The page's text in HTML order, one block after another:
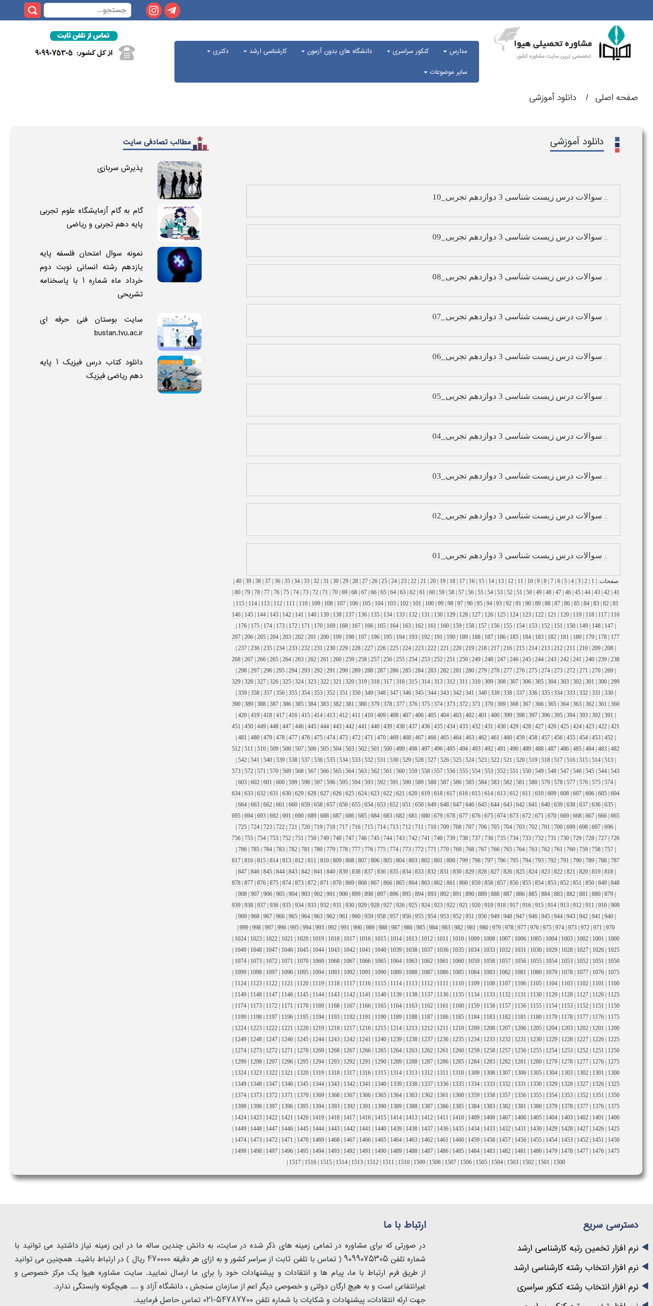
مدارس کنکور سراسری دانشگاه های بدون آزمون کارشناسی ارشد
دکتری
سایر موضوعات
صفحه اصلی دانلود آموزشی
دانلود آموزشی
.:. سوالات درس زیست شناسی 3 دوازدهم تجربی_10
.:. سوالات درس زیست شناسی 3 دوازدهم تجربی_09
.:. سوالات درس زیست شناسی 3 دوازدهم تجربی_08
.:. سوالات درس زیست شناسی 3 دوازدهم تجربی_07
.:. سوالات درس زیست شناسی 3 دوازدهم تجربی_06
.:. سوالات درس زیست شناسی 3 دوازدهم تجربی_05
.:. سوالات درس زیست شناسی 3 دوازدهم تجربی_04
.:. سوالات درس زیست شناسی 3 دوازدهم تجربی_03
.:. سوالات درس زیست شناسی 3 دوازدهم تجربی_02
.:. سوالات درس زیست شناسی 3 دوازدهم تجربی_01
صفحات: | 1
|
2
|
3
|
4
|
5
|
6
|
7
|
8
|
9
|
10
11
|
12
|
13
|
14
|
15
|
16
|
17
|
18
|
19
|
20
21
|
22
|
23
|
24
|
25
|
26
|
27
|
28
|
29
|
30
31
|
32
|
33
|
34
|
35
|
36
|
37
|
38
|
39
|
40
41
|
42
|
43
|
44
|
45
|
46
|
47
|
48
|
49
|
50
51
|
52
|
53
|
54
|
55
|
56
|
57
|
58
|
59
|
60
61
|
62
|
63
|
64
|
65
|
66
|
67
|
68
|
69
|
70
71
|
72
|
73
|
74
|
75
|
76
|
77
|
78
|
79
|
80
81
|
82
|
83
|
84
|
85
|
86
|
87
|
88
|
89
|
90
91
|
92
|
93
|
94
|
95
|
96
|
97
|
98
|
99
|
100
101
|
102
|
103
|
104
|
105
|
106
|
107
|
108
|
109
|
110
111
|
112
|
113
|
114
|
115
116
117
118
119
120
121
122
123
124
125
126
127
128
129
130
131
132
133
134
135
136
137
138
139
140
141
142
143
144
145
146
147
148
149
150
151
152
153
154
155
156
157
158
159
160
161
162
163
164
165
166
167
168
169
170
171
172
173
174
175
176
177
178
179
180
181
182
183
184
185
186
187
188
189
190
191
192
193
194
195
196
197
198
199
200
|
201
|
202
|
203
|
204
|
205
|
206
|
207
208
|
209
|
210
|
211
|
212
|
213
|
214
|
215
|
216
|
217
|
218
|
219
|
220
|
221
|
222
|
223
|
224
|
225
|
226
|
227
|
228
|
229
|
230
|
231
|
232
|
233
|
234
|
235
|
236
|
237
|
238
|
239
|
240
|
241
|
242
|
243
|
244
|
245
|
246
|
247
|
248
|
249
|
250
|
251
|
252
|
253
|
254
|
255
|
256
|
257
|
258
|
259
|
260
|
261
|
262
|
263
|
264
|
265
|
266
|
267
|
268
269
|
270
|
271
|
272
|
273
|
274
|
275
|
276
|
277
|
278
|
279
|
280
|
281
|
282
|
283
|
284
|
285
|
286
|
287
|
288
|
289
|
290
|
291
|
292
|
293
|
294
|
295
|
296
|
297
|
298
|
299
|
300
|
301
|
302
|
303
|
304
|
305
|
306
|
307
|
308
|
309
|
310
|
311
|
312
|
313
|
314
|
315
|
316
|
317
|
318
|
319
|
320
|
321
|
322
|
323
|
324
|
325
|
326
|
327
|
328
|
329
330
|
331
|
332
|
333
|
334
|
335
|
336
|
337
|
338
|
339
|
340
|
341
|
342
|
343
|
344
|
345
|
346
|
347
|
348
|
349
|
350
|
351
|
352
|
353
|
354
|
355
|
356
|
357
|
358
|
359
|
360
|
361
|
362
|
363
|
364
|
365
|
366
|
367
|
368
|
369
|
370
|
371
|
372
|
373
|
374
|
375
|
376
|
377
|
378
|
379
|
380
|
381
|
382
|
383
|
384
|
385
|
386
|
387
|
388
|
389
|
390
391
|
392
|
393
|
394
|
395
|
396
|
397
|
398
|
399
|
400
|
401
|
402
|
403
|
404
|
405
|
406
|
407
|
408
|
409
|
410
|
411
|
412
|
413
|
414
|
415
|
416
|
417
|
418
|
419
|
420
|
421
|
422
|
423
|
424
|
425
|
426
|
427
|
428
|
429
|
430
|
431
|
432
|
433
|
434
|
435
|
436
|
437
|
438
|
439
|
440
|
441
|
442
|
443
|
444
|
445
|
446
|
447
|
448
|
449
|
450
|
451
452
|
453
|
454
|
455
|
456
|
457
|
458
|
459
|
460
|
461
|
462
|
463
|
464
|
465
|
466
|
467
|
468
|
469
|
470
|
471
|
472
|
473
|
474
|
475
|
476
|
477
|
478
|
479
|
480
|
481
|
482
|
483
|
484
|
485
|
486
|
487
|
488
|
489
|
490
|
491
|
492
|
493
|
494
|
495
|
496
|
497
|
498
|
499
|
500
|
501
|
502
|
503
|
504
|
505
|
506
|
507
|
508
|
509
|
510
|
511
|
512
513
|
514
|
515
|
516
|
517
|
518
|
519
|
520
|
521
|
522
|
523
|
524
|
525
|
526
|
527
|
528
|
529
|
530
|
531
|
532
|
533
|
534
|
535
|
536
|
537
|
538
|
539
|
540
|
541
|
542
|
543
|
544
|
545
|
546
|
547
|
548
|
549
|
550
|
551
|
552
|
553
|
554
|
555
|
556
|
557
|
558
|
559
|
560
|
561
|
562
|
563
|
564
|
565
|
566
|
567
|
568
|
569
|
570
|
571
|
572
|
573
574
|
575
|
576
|
577
|
578
|
579
|
580
|
581
|
582
|
583
|
584
|
585
|
586
|
587
|
588
|
589
|
590
|
591
|
592
|
593
|
594
|
595
|
596
|
597
|
598
|
599
|
600
|
601
|
602
|
603
|
604
|
605
|
606
|
607
|
608
|
609
|
610
|
611
|
612
|
613
|
614
|
615
|
616
|
617
|
618
|
619
|
620
|
621
|
622
|
623
|
624
|
625
|
626
|
627
|
628
|
629
|
630
|
631
|
632
|
633
|
634
635
|
636
|
637
|
638
|
639
|
640
|
641
|
642
|
643
|
644
|
645
|
646
|
647
|
648
|
649
|
650
|
651
|
652
|
653
|
654
|
655
|
656
|
657
|
658
|
659
|
660
|
661
|
662
|
663
|
664
|
665
|
666
|
667
|
668
|
669
|
670
|
671
|
672
|
673
|
674
|
675
|
676
|
677
|
678
|
679
|
680
|
681
|
682
|
683
|
684
|
685
|
686
|
687
|
688
|
689
|
690
|
691
|
692
|
693
|
694
|
695
696
|
697
|
698
|
699
|
700
|
701
|
702
|
703
|
704
|
705
|
706
|
707
|
708
|
709
|
710
|
711
|
712
|
713
|
714
|
715
|
716
|
717
|
718
|
719
|
720
|
721
|
722
|
723
|
724
|
725
|
726
|
727
|
728
|
729
|
730
|
731
|
732
|
733
|
734
|
735
|
736
|
737
|
738
|
739
|
740
|
741
|
742
|
743
|
744
|
745
|
746
|
747
|
748
|
749
|
750
|
751
|
752
|
753
|
754
|
755
|
756
757
|
758
|
759
|
760
|
761
|
762
|
763
|
764
|
765
|
766
|
767
|
768
|
769
|
770
|
771
|
772
|
773
|
774
|
775
|
776
|
777
|
778
|
779
|
780
|
781
|
782
|
783
|
784
|
785
|
786
|
787
|
788
|
789
|
790
|
791
|
792
|
793
|
794
|
795
|
796
|
797
|
798
|
799
|
800
|
801
|
802
|
803
|
804
|
805
|
806
|
807
|
808
|
809
|
810
|
811
|
812
|
813
|
814
|
815
|
816
|
817
818
|
819
|
820
|
821
|
822
|
823
|
824
|
825
|
826
|
827
|
828
|
829
|
830
|
831
|
832
|
833
|
834
|
835
|
836
|
837
|
838
|
839
|
840
|
841
|
842
|
843
|
844
|
845
|
846
|
847
|
848
|
849
|
850
|
851
|
852
|
853
|
854
|
855
|
856
|
857
|
858
|
859
|
860
|
861
|
862
|
863
|
864
|
865
|
866
|
867
|
868
|
869
|
870
|
871
|
872
|
873
|
874
|
875
|
876
|
877
|
878
879
|
880
|
881
|
882
|
883
|
884
|
885
|
886
|
887
|
888
|
889
|
890
|
891
|
892
|
893
|
894
|
895
|
896
|
897
|
898
|
899
|
900
|
901
|
902
|
903
|
904
|
905
|
906
|
907
|
908
|
909
|
910
|
911
|
912
|
913
|
914
|
915
|
916
|
917
|
918
|
919
|
920
|
921
|
922
|
923
|
924
|
925
|
926
|
927
|
928
|
929
|
930
|
931
|
932
|
933
|
934
|
935
|
936
|
937
|
938
|
939
940
|
941
|
942
|
943
|
944
|
945
|
946
|
947
|
948
|
949
|
950
|
951
|
952
|
953
|
954
|
955
|
956
|
957
|
958
|
959
|
960
|
961
|
962
|
963
|
964
|
965
|
966
|
967
|
968
|
969
|
970
971
|
972
|
973
|
974
|
975
|
976
|
977
|
978
|
979
|
980
981
|
982
|
983
|
984
|
985
|
986
|
987
|
988
|
989
|
990
991
|
992
|
993
|
994
|
995
|
996
|
997
|
998
|
999
1000
1001
|
1002
|
1003
|
1004
|
1005
|
1006
|
1007
|
1008
|
1009
|
1010
1011
|
1012
|
1013
|
1014
|
1015
|
1016
|
1017
|
1018
|
1019
|
1020
1021
|
1022
|
1023
|
1024
1025
|
1026
|
1027
|
1028
|
1029
|
1030
1031
|
1032
|
1033
|
1034
|
1035
|
1036
|
1037
|
1038
|
1039
|
1040
1041
|
1042
|
1043
|
1044
|
1045
|
1046
|
1047
|
1048
|
1049
1050
1051
|
1052
|
1053
|
1054
|
1055
|
1056
|
1057
|
1058
|
1059
|
1060
1061
|
1062
|
1063
|
1064
|
1065
|
1066
|
1067
|
1068
|
1069
|
1070
1071
|
1072
|
1073
|
1074
1075
|
1076
|
1077
|
1078
|
1079
|
1080
1081
|
1082
|
1083
|
1084
|
1085
|
1086
|
1087
|
1088
|
1089
|
1090
1091
|
1092
|
1093
|
1094
|
1095
|
1096
|
1097
|
1098
|
1099
1100
1101
|
1102
|
1103
|
1104
|
1105
|
1106
|
1107
|
1108
|
1109
|
1110
1111
|
1112
|
1113
|
1114
|
1115
|
1116
|
1117
|
1118
|
1119
|
1120
1121
|
1122
|
1123
|
1124
1125
|
1126
|
1127
|
1128
|
1129
|
1130
1131
|
1132
|
1133
|
1134
|
1135
|
1136
|
1137
|
1138
|
1139
|
1140
1141
|
1142
|
1143
|
1144
|
1145
|
1146
|
1147
|
1148
|
1149
1150
1151
|
1152
|
1153
|
1154
|
1155
|
1156
|
1157
|
1158
|
1159
|
1160
1161
|
1162
|
1163
|
1164
|
1165
|
1166
|
1167
|
1168
|
1169
|
1170
1171
|
1172
|
1173
|
1174
1175
|
1176
|
1177
|
1178
|
1179
|
1180
1181
|
1182
|
1183
|
1184
|
1185
|
1186
|
1187
|
1188
|
1189
|
1190
1191
|
1192
|
1193
|
1194
|
1195
|
1196
|
1197
|
1198
|
1199
1200
1201
|
1202
|
1203
|
1204
|
1205
|
1206
|
1207
|
1208
|
1209
|
1210
1211
|
1212
|
1213
|
1214
|
1215
|
1216
|
1217
|
1218
|
1219
|
1220
1221
|
1222
|
1223
|
1224
1225
|
1226
|
1227
|
1228
|
1229
|
1230
1231
|
1232
|
1233
|
1234
|
1235
|
1236
|
1237
|
1238
|
1239
|
1240
1241
|
1242
|
1243
|
1244
|
1245
|
1246
|
1247
|
1248
|
1249
1250
1251
|
1252
|
1253
|
1254
|
1255
|
1256
|
1257
|
1258
|
1259
|
1260
1261
|
1262
|
1263
|
1264
|
1265
|
1266
|
1267
|
1268
|
1269
|
1270
1271
|
1272
|
1273
|
1274
1275
|
1276
|
1277
|
1278
|
1279
|
1280
1281
|
1282
|
1283
|
1284
|
1285
|
1286
|
1287
|
1288
|
1289
|
1290
1291
|
1292
|
1293
|
1294
|
1295
|
1296
|
1297
|
1298
|
1299
1300
1301
|
1302
|
1303
|
1304
|
1305
|
1306
|
1307
|
1308
|
1309
|
1310
1311
|
1312
|
1313
|
1314
|
1315
|
1316
|
1317
|
1318
|
1319
|
1320
1321
|
1322
|
1323
|
1324
1325
|
1326
|
1327
|
1328
|
1329
|
1330
1331
|
1332
|
1333
|
1334
|
1335
|
1336
|
1337
|
1338
|
1339
|
1340
1341
|
1342
|
1343
|
1344
|
1345
|
1346
|
1347
|
1348
|
1349
1350
1351
|
1352
|
1353
|
1354
|
1355
|
1356
|
1357
|
1358
|
1359
|
1360
1361
|
1362
|
1363
|
1364
|
1365
|
1366
|
1367
|
1368
|
1369
|
1370
1371
|
1372
|
1373
|
1374
1375
|
1376
|
1377
|
1378
|
1379
|
1380
1381
|
1382
|
1383
|
1384
|
1385
|
1386
|
1387
|
1388
|
1389
|
1390
1391
|
1392
|
1393
|
1394
|
1395
|
1396
|
1397
|
1398
|
1399
1400
1401
|
1402
|
1403
|
1404
|
1405
|
1406
|
1407
|
1408
|
1409
|
1410
1411
|
1412
|
1413
|
1414
|
1415
|
1416
|
1417
|
1418
|
1419
|
1420
1421
|
1422
|
1423
|
1424
1425
|
1426
|
1427
|
1428
|
1429
|
1430
1431
|
1432
|
1433
|
1434
|
1435
|
1436
|
1437
|
1438
|
1439
|
1440
1441
|
1442
|
1443
|
1444
|
1445
|
1446
|
1447
|
1448
|
1449
1450
1451
|
1452
|
1453
|
1454
|
1455
|
1456
|
1457
|
1458
|
1459
|
1460
1461
|
1462
|
1463
|
1464
|
1465
|
1466
|
1467
|
1468
|
1469
|
1470
1471
|
1472
|
1473
|
1474
1475
|
1476
|
1477
|
1478
|
1479
|
1480
1481
|
1482
|
1483
|
1484
|
1485
|
1486
|
1487
|
1488
|
1489
|
1490
1491
|
1492
|
1493
|
1494
|
1495
|
1496
|
1497
|
1498
|
1499
1500
1501
|
1502
|
1503
|
1504
|
1505
|
1506
|
1507
|
1508
|
1509
|
1510
1511
|
1512
|
1513
|
1514
|
1515
|
1516
|
1517
مطالب تصادفی سایت
پذیرش سربازی
گام به گام آزمایشگاه علوم تجربی
پایه دهم تجربی و ریاضی
نمونه سوال امتحان فلسفه پایه
یازدهم رشته انسانی نوبت دوم
خرداد ماه شماره 1 با پاسخنامه
تشریحی
سایت بوستان فنی حرفه ای
bustan.tvu.ac.ir
دانلود کتاب درس فیزیک 1 پایه
دهم ریاضی فیزیک
دسترسی سریع
نرم افزار تخمین رتبه کارشناسی ارشد
نرم افزار انتخاب رشته کارشناسی ارشد
نرم افزار انتخاب رشته کنکور سراسری
ارتباط با ما
در صورتی که برای مشاوره در تمامی زمینه های ذکر شده در سایت، به دانش چندین ساله ما در این زمینه نیاز داشتید می توانید با
شماره تلفن 9099075305 ( تماس با تلفن ثابت از سراسر کشور و به ازای هر دقیقه 470000 ریال ) در ارتباط باشید. همچنین می توانید
از طریق فرم ارتباط با ما، پیام ها و انتقادات و پیشنهادات خود را برای ما ارسال نمایید. سایت مشاوره هیوا یک مرکز خصوصی و
غیرانتفاعی است و به هیچ ارگان دولتی و خصوصی دیگر اعم از سازمان سنجش ، دانشگاه آزاد و .... هیچگونه وابستگی ندارد.
جهت ارئه انتقادات، پیشنهادات و شکایات با شماره تلفن 54787700-021 تماس حاصل فرمایید.